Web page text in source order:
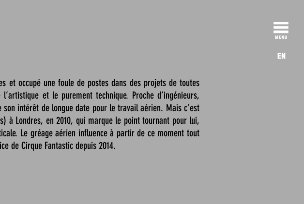
et occupé une foule de postes dans des projets de toutes
et le purement technique. Proche d’ingénieurs,
intérêt de longue date pour le travail aérien. Mais c’est
à Londres, en 2010, qui marque le point tournant pour lui,
Le gréage aérien influence à partir de ce moment tout
de Cirque Fantastic depuis 2014.